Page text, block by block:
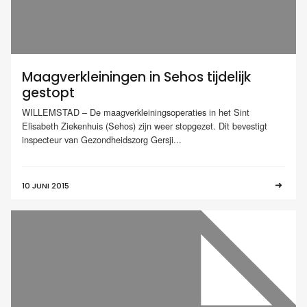
Maagverkleiningen in Sehos tijdelijk
gestopt
WILLEMSTAD – De maagverkleiningsoperaties in het Sint
Elisabeth Ziekenhuis (Sehos) zijn weer stopgezet. Dit bevestigt
inspecteur van Gezondheidszorg Gersji...
10 JUNI 2015